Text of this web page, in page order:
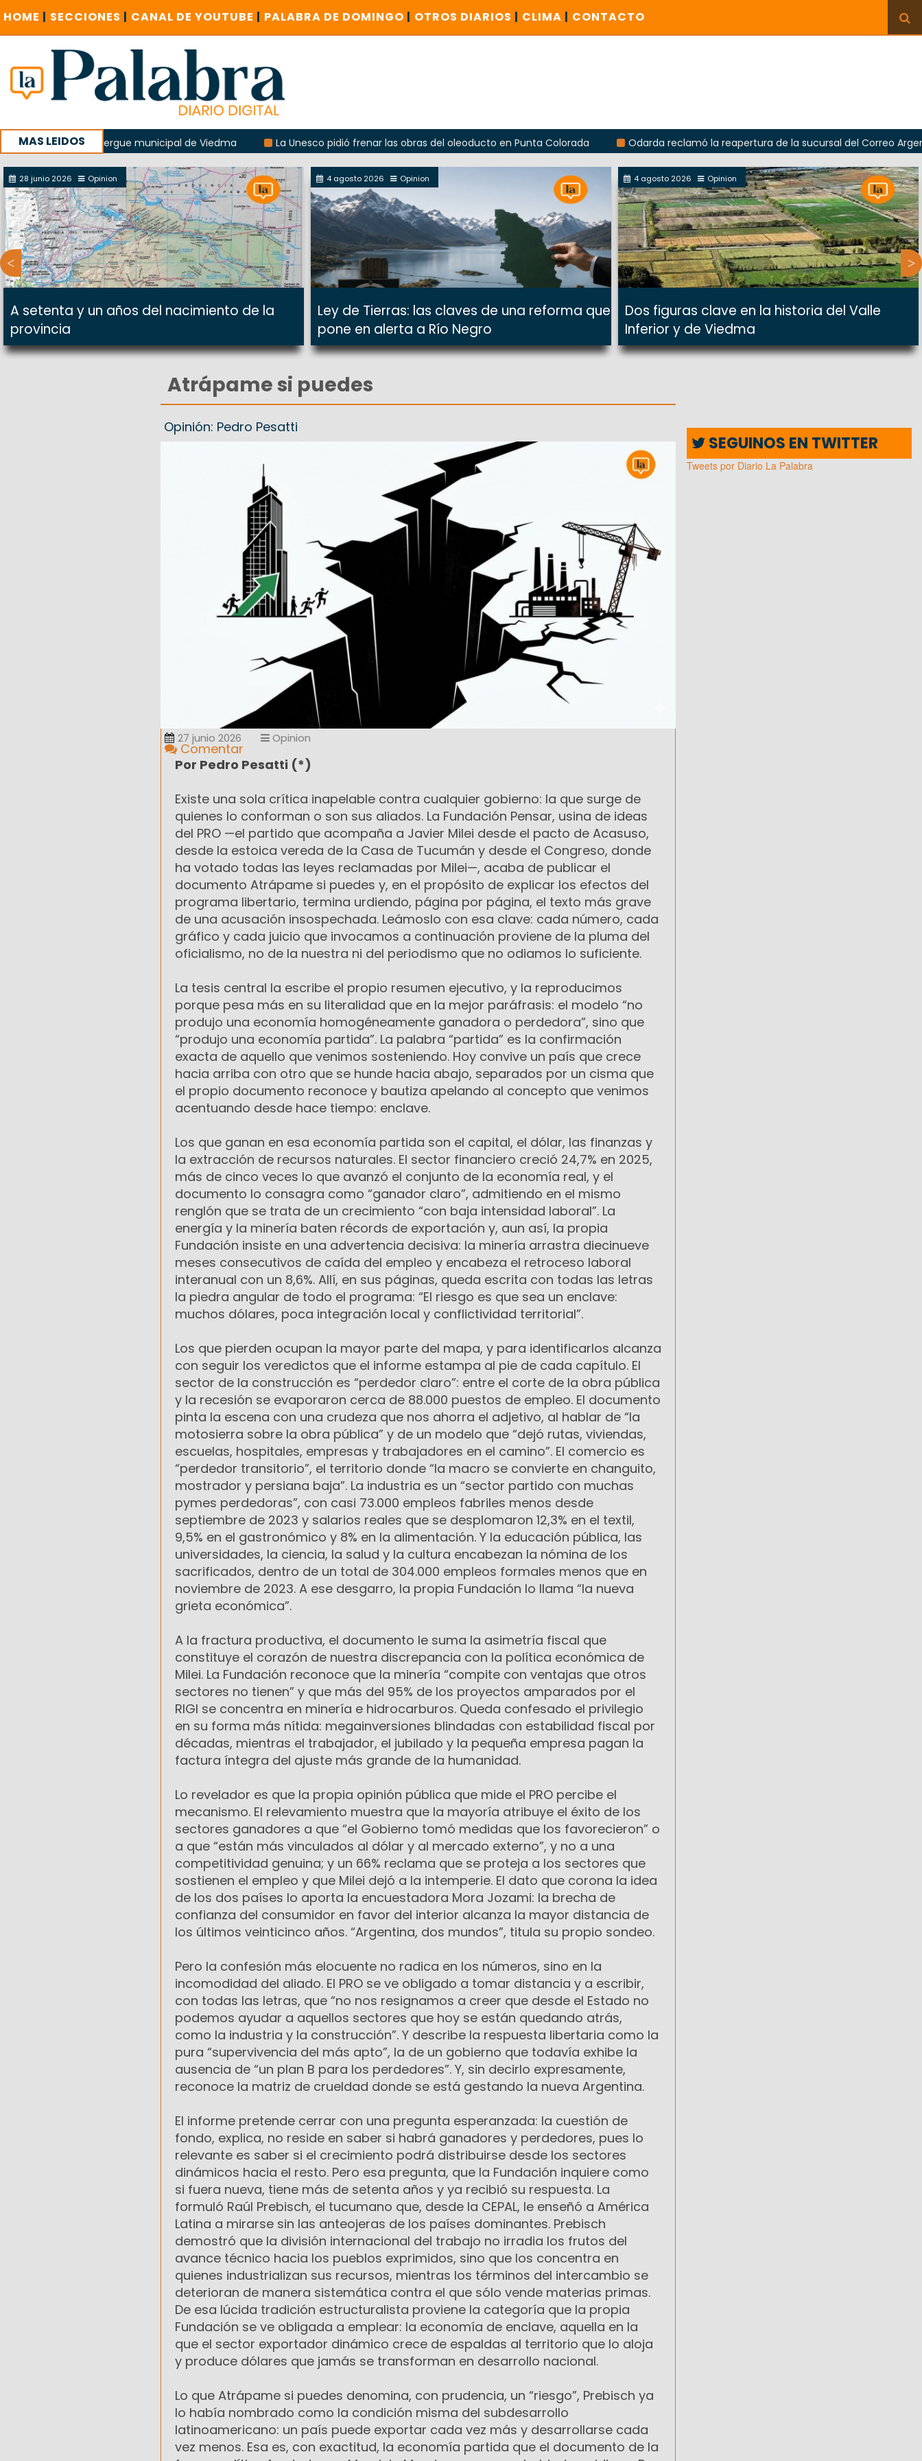
HOME | SECCIONES | CANAL DE YOUTUBE | PALABRA DE DOMINGO | OTROS DIARIOS | CLIMA | CONTACTO
MAS LEIDOS
del albergue municipal de Viedma La Unesco pidió frenar las obras del oleoducto en Punta Colorada
Odarda reclamó la reapertura de la sucursal del Correo Argentino en
un encuentro provincial en Roca
28 junio 2026 Opinion
A setenta y un años del nacimiento de la
provincia
4 agosto 2026 Opinion
Ley de Tierras: las claves de una reforma que
pone en alerta a Río Negro
4 agosto 2026 Opinion
Dos figuras clave en la historia del Valle
Inferior y de Viedma
Atrápame si puedes
Opinión: Pedro Pesatti
27 junio 2026 Opinion
Comentar
Por Pedro Pesatti (*)
Existe una sola crítica inapelable contra cualquier gobierno: la que surge de
quienes lo conforman o son sus aliados. La Fundación Pensar, usina de ideas
del PRO —el partido que acompaña a Javier Milei desde el pacto de Acasuso,
desde la estoica vereda de la Casa de Tucumán y desde el Congreso, donde
ha votado todas las leyes reclamadas por Milei—, acaba de publicar el
documento Atrápame si puedes y, en el propósito de explicar los efectos del
programa libertario, termina urdiendo, página por página, el texto más grave
de una acusación insospechada. Leámoslo con esa clave: cada número, cada
gráfico y cada juicio que invocamos a continuación proviene de la pluma del
oficialismo, no de la nuestra ni del periodismo que no odiamos lo suficiente.
La tesis central la escribe el propio resumen ejecutivo, y la reproducimos
porque pesa más en su literalidad que en la mejor paráfrasis: el modelo “no
produjo una economía homogéneamente ganadora o perdedora”, sino que
“produjo una economía partida”. La palabra “partida” es la confirmación
exacta de aquello que venimos sosteniendo. Hoy convive un país que crece
hacia arriba con otro que se hunde hacia abajo, separados por un cisma que
el propio documento reconoce y bautiza apelando al concepto que venimos
acentuando desde hace tiempo: enclave.
Los que ganan en esa economía partida son el capital, el dólar, las finanzas y
la extracción de recursos naturales. El sector financiero creció 24,7% en 2025,
más de cinco veces lo que avanzó el conjunto de la economía real, y el
documento lo consagra como “ganador claro”, admitiendo en el mismo
renglón que se trata de un crecimiento “con baja intensidad laboral”. La
energía y la minería baten récords de exportación y, aun así, la propia
Fundación insiste en una advertencia decisiva: la minería arrastra diecinueve
meses consecutivos de caída del empleo y encabeza el retroceso laboral
interanual con un 8,6%. Allí, en sus páginas, queda escrita con todas las letras
la piedra angular de todo el programa: “El riesgo es que sea un enclave:
muchos dólares, poca integración local y conflictividad territorial”.
Los que pierden ocupan la mayor parte del mapa, y para identificarlos alcanza
con seguir los veredictos que el informe estampa al pie de cada capítulo. El
sector de la construcción es “perdedor claro”: entre el corte de la obra pública
y la recesión se evaporaron cerca de 88.000 puestos de empleo. El documento
pinta la escena con una crudeza que nos ahorra el adjetivo, al hablar de “la
motosierra sobre la obra pública” y de un modelo que “dejó rutas, viviendas,
escuelas, hospitales, empresas y trabajadores en el camino”. El comercio es
“perdedor transitorio”, el territorio donde “la macro se convierte en changuito,
mostrador y persiana baja”. La industria es un “sector partido con muchas
pymes perdedoras”, con casi 73.000 empleos fabriles menos desde
septiembre de 2023 y salarios reales que se desplomaron 12,3% en el textil,
9,5% en el gastronómico y 8% en la alimentación. Y la educación pública, las
universidades, la ciencia, la salud y la cultura encabezan la nómina de los
sacrificados, dentro de un total de 304.000 empleos formales menos que en
noviembre de 2023. A ese desgarro, la propia Fundación lo llama “la nueva
grieta económica”.
A la fractura productiva, el documento le suma la asimetría fiscal que
constituye el corazón de nuestra discrepancia con la política económica de
Milei. La Fundación reconoce que la minería “compite con ventajas que otros
sectores no tienen” y que más del 95% de los proyectos amparados por el
RIGI se concentra en minería e hidrocarburos. Queda confesado el privilegio
en su forma más nítida: megainversiones blindadas con estabilidad fiscal por
décadas, mientras el trabajador, el jubilado y la pequeña empresa pagan la
factura íntegra del ajuste más grande de la humanidad.
Lo revelador es que la propia opinión pública que mide el PRO percibe el
mecanismo. El relevamiento muestra que la mayoría atribuye el éxito de los
sectores ganadores a que “el Gobierno tomó medidas que los favorecieron” o
a que “están más vinculados al dólar y al mercado externo”, y no a una
competitividad genuina; y un 66% reclama que se proteja a los sectores que
sostienen el empleo y que Milei dejó a la intemperie. El dato que corona la idea
de los dos países lo aporta la encuestadora Mora Jozami: la brecha de
confianza del consumidor en favor del interior alcanza la mayor distancia de
los últimos veinticinco años. “Argentina, dos mundos”, titula su propio sondeo.
Pero la confesión más elocuente no radica en los números, sino en la
incomodidad del aliado. El PRO se ve obligado a tomar distancia y a escribir,
con todas las letras, que “no nos resignamos a creer que desde el Estado no
podemos ayudar a aquellos sectores que hoy se están quedando atrás,
como la industria y la construcción”. Y describe la respuesta libertaria como la
pura “supervivencia del más apto”, la de un gobierno que todavía exhibe la
ausencia de “un plan B para los perdedores”. Y, sin decirlo expresamente,
reconoce la matriz de crueldad donde se está gestando la nueva Argentina.
El informe pretende cerrar con una pregunta esperanzada: la cuestión de
fondo, explica, no reside en saber si habrá ganadores y perdedores, pues lo
relevante es saber si el crecimiento podrá distribuirse desde los sectores
dinámicos hacia el resto. Pero esa pregunta, que la Fundación inquiere como
si fuera nueva, tiene más de setenta años y ya recibió su respuesta. La
formuló Raúl Prebisch, el tucumano que, desde la CEPAL, le enseñó a América
Latina a mirarse sin las anteojeras de los países dominantes. Prebisch
demostró que la división internacional del trabajo no irradia los frutos del
avance técnico hacia los pueblos exprimidos, sino que los concentra en
quienes industrializan sus recursos, mientras los términos del intercambio se
deterioran de manera sistemática contra el que sólo vende materias primas.
De esa lúcida tradición estructuralista proviene la categoría que la propia
Fundación se ve obligada a emplear: la economía de enclave, aquella en la
que el sector exportador dinámico crece de espaldas al territorio que lo aloja
y produce dólares que jamás se transforman en desarrollo nacional.
Lo que Atrápame si puedes denomina, con prudencia, un “riesgo”, Prebisch ya
lo había nombrado como la condición misma del subdesarrollo
latinoamericano: un país puede exportar cada vez más y desarrollarse cada
vez menos. Esa es, con exactitud, la economía partida que el documento de la
SEGUINOS EN TWITTER
Tweets por Diario La Palabra